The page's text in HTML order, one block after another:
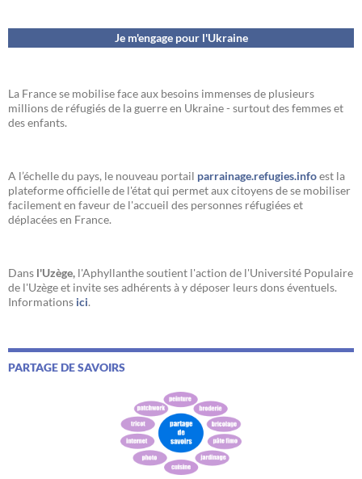
Je m'engage pour l'Ukraine
La France se mobilise face aux besoins immenses de plusieurs
millions de réfugiés de la guerre en Ukraine - surtout des femmes et
des enfants.
A l’échelle du pays, le nouveau portail parrainage.refugies.infoest la
plateforme officielle de l'état qui permet aux citoyens de se mobiliser
facilement en faveur de l'accueil des personnes réfugiées et
déplacées en France.
Dans l'Uzège, l'Aphyllanthe soutient l'action de l'Université Populaire
de l'Uzège et invite ses adhérents à y déposer leurs dons éventuels.
Informations ici.
PARTAGE DE SAVOIRS